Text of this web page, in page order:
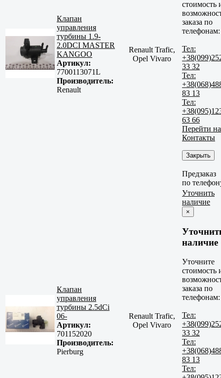
Клапан
управления
турбины 1.9-
2.0DCI MASTER
KANGOO
Артикул:
7700113071L
Производитель:
Renault
Renault Trafic,
Opel Vivaro
стоимость
заказа по
телефонам:
Тел:
33 32
Тел:
83 13
Тел:
63 66
Перейти на
Контакты
Закрыть
Предзаказ
по
Клапан
управления
турбины 2.5dCi
06-
Артикул:
701152020
Производитель:
Pierburg
Renault Trafic,
Opel Vivaro
Уточнить
наличие
×
наличие
Уточните
стоимость
заказа по
телефонам:
Тел:
33 32
Тел:
83 13
Тел: